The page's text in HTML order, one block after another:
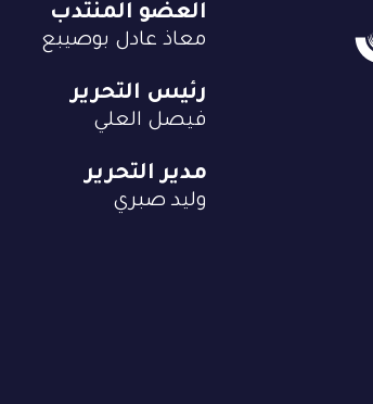
العضو المنتدب
معاذ عادل بوصيبع
رئيس التحرير
فيصل العلي
مدير التحرير
وليد صبري